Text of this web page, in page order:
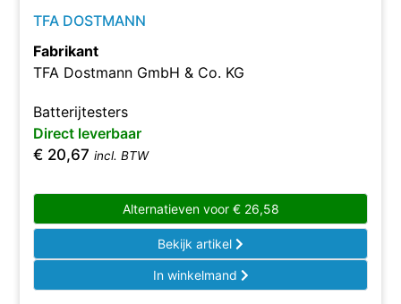
TFA DOSTMANN
Fabrikant
TFA Dostmann GmbH & Co. KG
Batterijtesters
Direct leverbaar
€ 20,67 incl. BTW
Alternatieven voor €26,58
Bekijk artikel
In winkelmand